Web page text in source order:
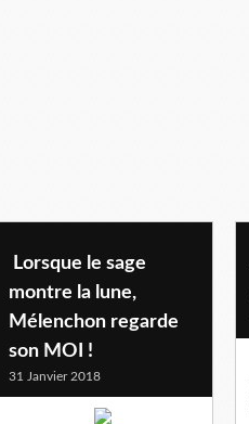
Lorsque le sage
montre la lune,
Mélenchon regarde
son MOI !
31 Janvier 2018